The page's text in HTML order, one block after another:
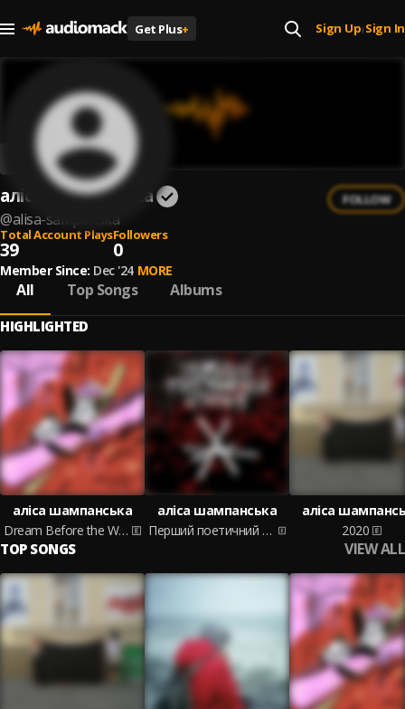
Get Plus+ Sign Up| Sign In
аліса шампанська
@alisa-sampanska
FOLLOW
Total Account Plays
39
Followers
0
Member Since: Dec '24 MORE
All Top Songs Albums
HIGHLIGHTED
аліса шампанська
Dream Before the War
аліса шампанська
Перший поетичний фронт
аліса
2020
TOP SONGS VIEW ALL